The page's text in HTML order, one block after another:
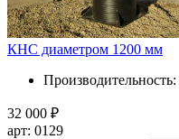
КНС диаметром 1200 мм
Производительность:
32 000 ₽
арт: 0129